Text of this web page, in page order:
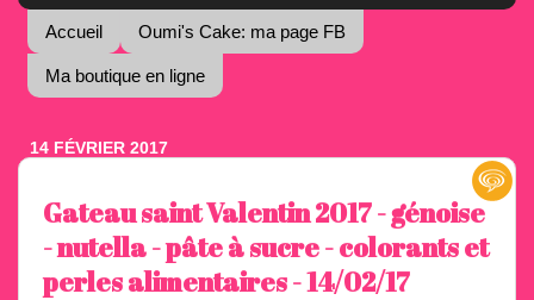
Accueil Oumi's Cake: ma page FB
Ma boutique en ligne
14 FÉVRIER 2017
Gateau saint Valentin 2017 - génoise
- nutella - pâte à sucre - colorants et
perles alimentaires - 14/02/17